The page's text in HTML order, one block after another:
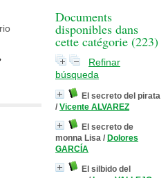
Documents
disponibles dans
cette catégorie (223)
Refinar
búsqueda
El secreto del pirata
/ Vicente ALVAREZ
El secreto de
monna Lisa / Dolores
GARCÍA
El silbido del